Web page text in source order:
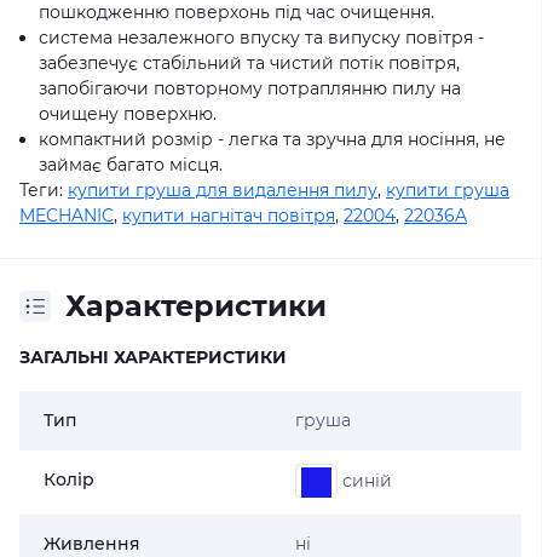
пошкодженню поверхонь під час очищення.
система незалежного впуску та випуску повітря -
забезпечує стабільний та чистий потік повітря,
запобігаючи повторному потраплянню пилу на
очищену поверхню.
компактний розмір - легка та зручна для носіння, не
займає багато місця.
Теги: купити груша для видалення пилу, купити груша
MECHANIC, купити нагнітач повітря, 22004, 22036A
Характеристики
ЗАГАЛЬНІ ХАРАКТЕРИСТИКИ
Тип груша
Колір синій
Живлення ні